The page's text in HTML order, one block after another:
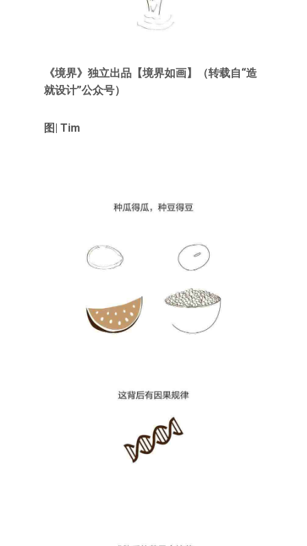
《境界》独立出品【境界如画】（转载自“造
就设计”公众号）
图| Tim